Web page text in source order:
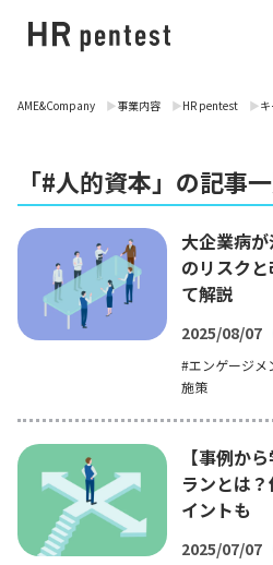
AME&Company 事業内容 HR pentest
「#人的資本」の記事
大企業病
のリスク
て解説
2025/08/07
エンゲージメ
施策
【事例か
ランとは
イントも
2025/07/07